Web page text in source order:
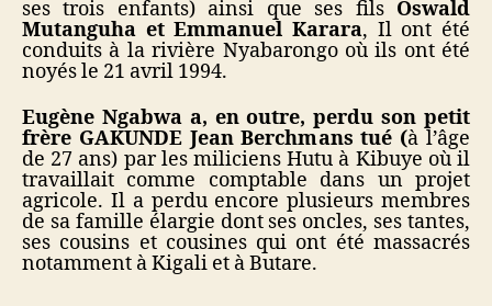
ses trois enfants) ainsi que ses fils Oswald
Mutanguha et Emmanuel Karara, Il ont été
conduits à la rivière Nyabarongo où ils ont été
noyés le 21 avril 1994.
Eugène Ngabwa a, en outre, perdu son petit
frère GAKUNDE Jean Berchmans tué (à l’âge
de 27 ans) par les miliciens Hutu à Kibuye où il
travaillait comme comptable dans un projet
agricole. Il a perdu encore plusieurs membres
de sa famille élargie dont ses oncles, ses tantes,
ses cousins et cousines qui ont été massacrés
notamment à Kigali et à Butare.